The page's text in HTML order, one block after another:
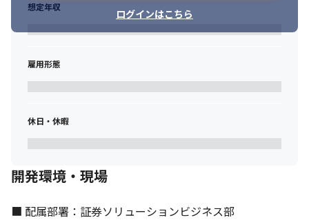
ログインはこちら
想定年収
雇用形態
休日・休暇
開発環境・現場
■ 配属部署：証券ソリューションビジネス部